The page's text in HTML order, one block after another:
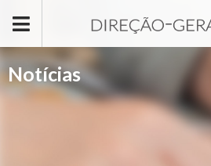
Notícias